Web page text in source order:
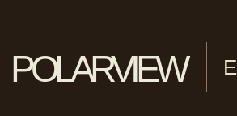
polarview